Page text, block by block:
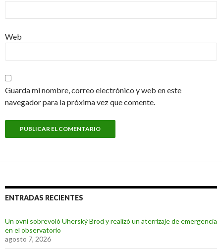
Web
Guarda mi nombre, correo electrónico y web en este
navegador para la próxima vez que comente.
ENTRADAS RECIENTES
Un ovni sobrevoló Uherský Brod y realizó un aterrizaje de emergencia
en el observatorio
agosto 7, 2026